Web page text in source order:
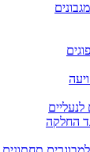
החלקה